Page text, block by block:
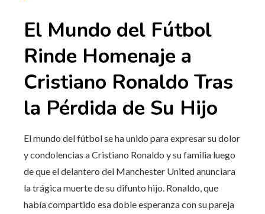
El Mundo del Fútbol
Rinde Homenaje a
Cristiano Ronaldo Tras
la Pérdida de Su Hijo
El mundo del fútbol se ha unido para expresar su dolor
y condolencias a Cristiano Ronaldo y su familia luego
de que el delantero del Manchester United anunciara
la trágica muerte de su difunto hijo. Ronaldo, que
había compartido esa doble esperanza con su pareja